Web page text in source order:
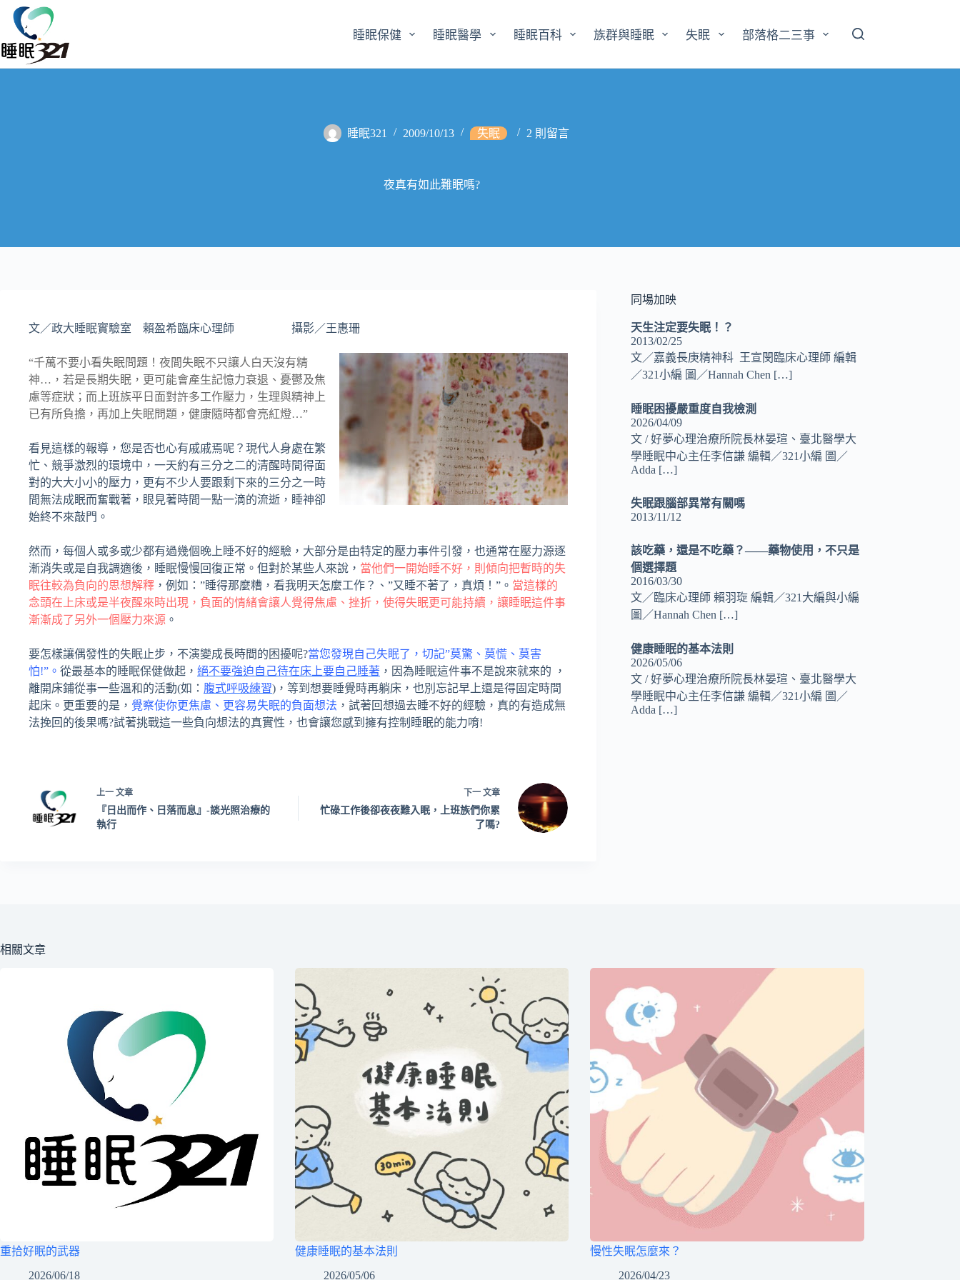
睡眠保健 睡眠醫學 睡眠百科 族群與睡眠 失眠 部落格二三事
睡眠321 2009/10/13 失眠 2 則留言
夜真有如此難眠嗎?
文／政大睡眠實驗室 賴盈希臨床心理師 攝影／王惠珊
“千萬不要小看失眠問題！夜間失眠不只讓人白天沒有精
神…，若是長期失眠，更可能會產生記憶力衰退、憂鬱及焦
慮等症狀；而上班族平日面對許多工作壓力，生理與精神上
已有所負擔，再加上失眠問題，健康隨時都會亮紅燈…”
看見這樣的報導，您是否也心有戚戚焉呢？現代人身處在繁
忙、競爭激烈的環境中，一天約有三分之二的清醒時間得面
對的大大小小的壓力，更有不少人要跟剩下來的三分之一時
間無法成眠而奮戰著，眼見著時間一點一滴的流逝，睡神卻
始終不來敲門。
然而，每個人或多或少都有過幾個晚上睡不好的經驗，大部分是由特定的壓力事件引發，也通常在壓力源逐
漸消失或是自我調適後，睡眠慢慢回復正常。但對於某些人來說， 當他們一開始睡不好，則傾向把暫時的失
眠往較為負向的思想解釋 ，例如：”睡得那麼糟，看我明天怎麼工作？、”又睡不著了，真煩！”。 當這樣的
念頭在上床或是半夜醒來時出現，負面的情緒會讓人覺得焦慮、挫折，使得失眠更可能持續，讓睡眠這件事
漸漸成了另外一個壓力來源 。
要怎樣讓偶發性的失眠止步，不演變成長時間的困擾呢?當您發現自己失眠了，切記”莫驚、莫慌、莫害
怕!”。 從最基本的睡眠保健做起， 絕不要強迫自己待在床上要自己睡著 ，因為睡眠這件事不是說來就來的 ，
離開床鋪從事一些溫和的活動(如： 腹式呼吸練習)，等到想要睡覺時再躺床，也別忘記早上還是得固定時間
起床。更重要的是， 覺察使你更焦慮、更容易失眠的負面想法 ，試著回想過去睡不好的經驗，真的有造成無
法挽回的後果嗎?試著挑戰這一些負向想法的真實性，也會讓您感到擁有控制睡眠的能力唷!
上一 文章
『日出而作、日落而息』-談光照治療的
執行
下一 文章
忙碌工作後卻夜夜難入眠，上班族們你累
了嗎?
同場加映
天生注定要失眠！？
2013/02/25
文／嘉義長庚精神科 王宣閔臨床心理師 編輯
／321小編 圖／Hannah Chen […]
睡眠困擾嚴重度自我檢測
2026/04/09
文 / 好夢心理治療所院長林晏瑄、臺北醫學大
學睡眠中心主任李信謙 編輯／321小編 圖／
Adda […]
失眠跟腦部異常有關嗎
2013/11/12
該吃藥，還是不吃藥？——藥物使用，不只是
個選擇題
2016/03/30
文／臨床心理師 賴羽琁 編輯／321大編與小編
圖／Hannah Chen […]
健康睡眠的基本法則
2026/05/06
文 / 好夢心理治療所院長林晏瑄、臺北醫學大
學睡眠中心主任李信謙 編輯／321小編 圖／
Adda […]
相關文章
重拾好眠的武器
2026/06/18
健康睡眠的基本法則
2026/05/06
慢性失眠怎麼來？
2026/04/23